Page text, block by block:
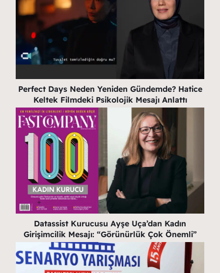
Perfect Days Neden Yeniden Gündemde? Hatice
Keltek Filmdeki Psikolojik Mesajı Anlattı
Datassist Kurucusu Ayşe Uça’dan Kadın
Girişimcilik Mesajı: “Görünürlük Çok Önemli”